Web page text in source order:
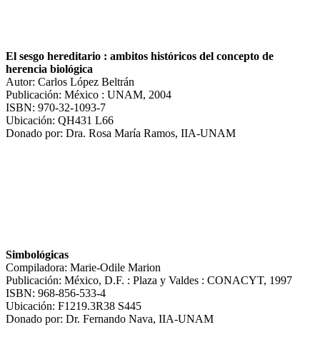
El sesgo hereditario : ambitos históricos del concepto de
herencia biológica
Autor: Carlos López Beltrán
Publicación: México : UNAM, 2004
ISBN: 970-32-1093-7
Ubicación: QH431 L66
Donado por: Dra. Rosa María Ramos, IIA-UNAM
Simbológicas
Compiladora: Marie-Odile Marion
Publicación: México, D.F. : Plaza y Valdes : CONACYT, 1997
ISBN: 968-856-533-4
Ubicación: F1219.3R38 S445
Donado por: Dr. Fernando Nava, IIA-UNAM